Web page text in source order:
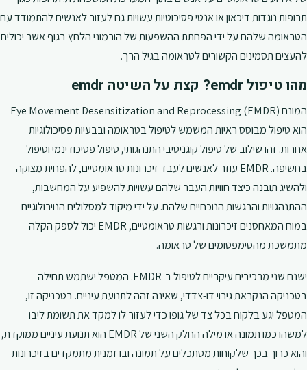
תרופות נוגדות דיכאון או אנטי פסיכוטיות עשויות גם לעזור לאנשים להתמודד עם
הטראומה שלהם על ידי הפחתת ההשפעות של הורמוני הלחץ בגוף אשר יכולים
להעצים תסמינים הקשורים לטראומה בגיל הרך.
מהו טיפול emdr? קצת על השיטה emdr
המונח Eye Movement Desensitization and Reprocessing (EMDR)
הוא טיפול מבוסס ראיות המשמש לטיפול בטראומה ובבעיות פסיכולוגיות
אחרות. זהו שילוב של טיפול קוגניטיבי התנהגותי, טיפול פסיכודינמי וטיפול
בחשיפה. EMDR עוזר לאנשים לעבד זיכרונות טראומטיים, להפחית מצוקה
ולהשיג תובנה כיצד חוויות העבר שלהם עשויות להשפיע על המחשבות,
ההתנהגויות והרגשות הנוכחיים שלהם. על ידי מיקוד למסלולים הנוירולוגיים
במוח המאחסנים זיכרונות ורגשות טראומטיים, EMDR יכול לספק הקלה
מתמשכת מהסימפטומים של טראומה.
ישנם שני מרכיבים עיקריים לטיפול ב-EMDR. המטפל ישתמש תחילה
בטכניקה הנקראת גירוי דו-צדדי, שאינה זהה לתנועת עיניים. בטכניקה זו,
המטפל יגע בלקוח בכל צד של גופו כדי לעזור לו למקד את תשומת ליבו
למשהו כמו תמונה או מילה החלק השני של EMDR הוא תנועת עיניים ממוקדת,
והוא כרוך בכך שלקוחות מסתכלים על תמונה ובו זמנית מתמקדים בזיכרונות